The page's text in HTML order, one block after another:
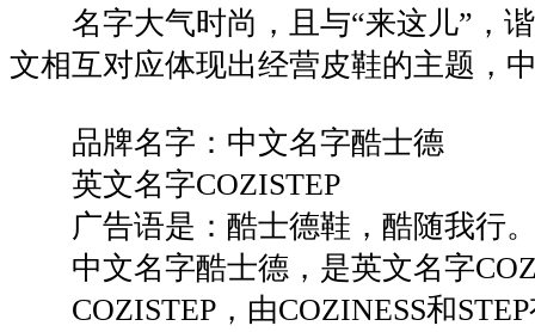
名字大气时尚，且与“来这儿”，谐
文相互对应体现出经营皮鞋的主题，
品牌名字：中文名字酷士德
英文名字COZISTEP
广告语是：酷士德鞋，酷随我行
中文名字酷士德，是英文名字
COZISTEP，由COZINESS和